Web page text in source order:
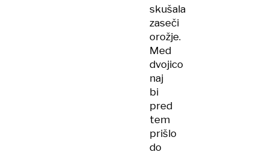
skušala
zaseči
orožje.
Med
dvojico
naj
bi
pred
tem
prišlo
do